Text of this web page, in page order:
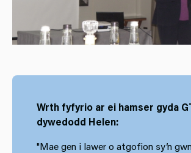
Wrth fyfyrio ar ei hamser gyda
dywedodd Helen:
"Mae gen i lawer o atgofion sy’n